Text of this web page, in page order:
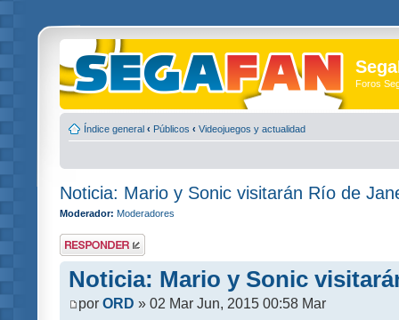
Foros
Índice general ‹ Públicos ‹ Videojuegos y actualidad
Noticia: Mario y Sonic visitarán Río de
Moderador: Moderadores
Publicar una
respuesta
Noticia: Mario y Sonic
por ORD » 02 Mar Jun, 2015 00:58 Mar